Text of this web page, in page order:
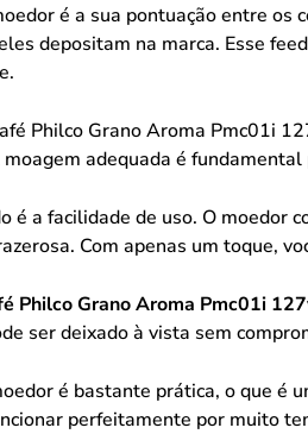
é a sua pontuação entre os
depositam na marca. Esse
Philco Grano Aroma Pmc01i
adequada é
é a facilidade de uso. O moedor
Com apenas um toque,
Philco Grano Aroma Pmc01i
ser deixado à vista sem
é bastante prática, o que
perfeitamente por muito